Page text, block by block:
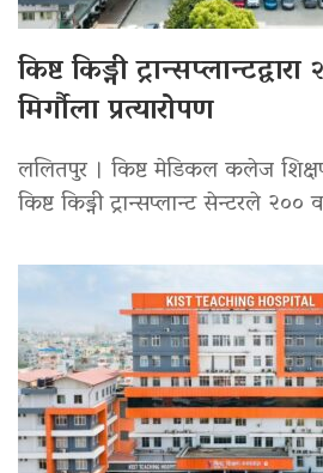
किष्ट किड्नी
मिर्गौला प्रत्यारोपण
ललितपुर । किष्ट मेडिकल कलेज
किष्ट किड्नी ट्रान्सप्लान्ट सेन्टरले २००